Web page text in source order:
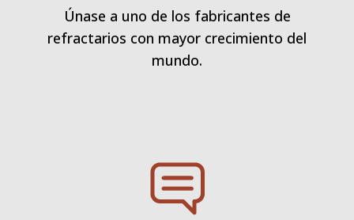
Únase a uno de los fabricantes de
refractarios con mayor crecimiento del
mundo.